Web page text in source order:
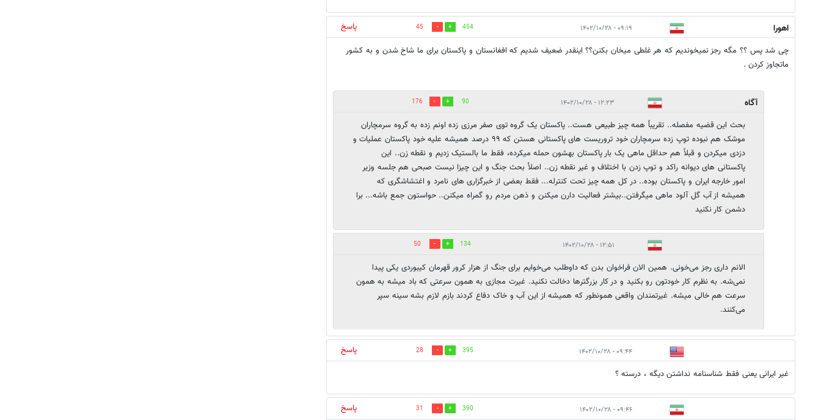
اهورا ۰۹:۱۹ - ۱۴۰۲/۱۰/۲۸ 454
45
پاسخ
چی شد پس ؟؟ مگه رجز نمیخوندیم که هر غلطی میخان بکنن؟؟ اینقدر ضعیف شدیم که افغانستان و پاکستان برای ما شاخ شدن و به کشور
ماتجاوز کردن .
آگاه ۱۲:۲۳ - ۱۴۰۲/۱۰/۲۸ 90
176
بحث این قضیه مفصله.. تقریباً همه چیز طبیعی هست.. پاکستان یک گروه توی صفر مرزی زده اونم زده به گروه سرمچاران
موشک هم نبوده توپ زده سرمچاران خود تروریست های پاکستانی هستن که ۹۹ درصد همیشه علیه خود پاکستان عملیات و
دزدی میکردن و قبلاً هم حداقل ماهی یک بار پاکستان بهشون حمله میکرده، فقط ما بالستیک زدیم و نقطه زن.. این
پاکستانی های دیوانه راکد و توپ زدن با اختلاف و غیر نقطه زن.. اصلأ بحث جنگ و این چیزا نیست صبحی هم جلسه وزیر
امور خارجه ایران و پاکستان بوده.. در کل همه چیز تحت کنترله... فقط بعضی از خبرگزاری های نامرد و اغتشاشگری که
همیشه از آب گل آلود ماهی میگرفتن..بیشتر فعالیت دارن میکنن و ذهن مردم رو گمراه میکنن.. حواستون جمع باشه... برا
دشمن کار نکنید
۱۲:۵۱ - ۱۴۰۲/۱۰/۲۸ 134
50
الانم داری رجز می‌خونی. همین الان فراخوان بدن که داوطلب می‌خوایم برای جنگ از هزار کرور قهرمان کیبوردی یکی پیدا
نمی‌شه. به نظرم کار خودتون رو بکنید و در کار بزرگترها دخالت نکنید. غیرت مجازی به همون سرعتی که باد میشه به همون
سرعت هم خالی میشه. غیرتمندان واقعی همونطور که همیشه از این آب و خاک دفاع کردند بازم لازم بشه سینه سپر
می‌کنند.
۰۹:۴۴ - ۱۴۰۲/۱۰/۲۸ 395
28
پاسخ
غیر ایرانی یعنی فقط شناسنامه نداشتن دیگه ، درسته ؟
۰۹:۴۶ - ۱۴۰۲/۱۰/۲۸ 390
31
پاسخ